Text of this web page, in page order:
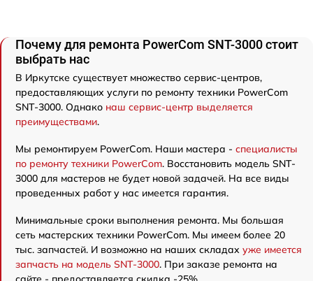
Почему для ремонта PowerCom SNT-3000 стоит
выбрать нас
В Иркутске существует множество сервис-центров,
предоставляющих услуги по ремонту техники PowerCom
SNT-3000. Однако наш сервис-центр выделяется
преимуществами.
Мы ремонтируем PowerCom. Наши мастера - специалисты
по ремонту техники PowerCom. Восстановить модель SNT-
3000 для мастеров не будет новой задачей. На все виды
проведенных работ у нас имеется гарантия.
Минимальные сроки выполнения ремонта. Мы большая
сеть мастерских техники PowerCom. Мы имеем более 20
тыс. запчастей. И возможно на наших складах уже имеется
запчасть на модель SNT-3000. При заказе ремонта на